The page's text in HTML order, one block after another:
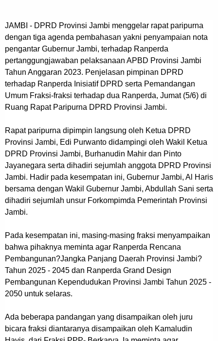
JAMBI - DPRD Provinsi Jambi menggelar rapat paripurna
dengan tiga agenda pembahasan yakni penyampaian nota
pengantar Gubernur Jambi, terhadap Ranperda
pertanggungjawaban pelaksanaan APBD Provinsi Jambi
Tahun Anggaran 2023. Penjelasan pimpinan DPRD
terhadap Ranperda Inisiatif DPRD serta Pemandangan
Umum Fraksi-fraksi terhadap dua Ranperda, Jumat (5/6) di
Ruang Rapat Paripurna DPRD Provinsi Jambi.
Rapat paripurna dipimpin langsung oleh Ketua DPRD
Provinsi Jambi, Edi Purwanto didampingi oleh Wakil Ketua
DPRD Provinsi Jambi, Burhanudin Mahir dan Pinto
Jayanegara serta dihadiri sejumlah anggota DPRD Provinsi
Jambi. Hadir pada kesempatan ini, Gubernur Jambi, Al Haris
bersama dengan Wakil Gubernur Jambi, Abdullah Sani serta
dihadiri sejumlah unsur Forkompimda Pemerintah Provinsi
Jambi.
Pada kesempatan ini, masing-masing fraksi menyampaikan
bahwa pihaknya meminta agar Ranperda Rencana
Pembangunan?Jangka Panjang Daerah Provinsi Jambi?
Tahun 2025 - 2045 dan Ranperda Grand Design
Pembangunan Kependudukan Provinsi Jambi Tahun 2025 -
2050 untuk selaras.
Ada beberapa pandangan yang disampaikan oleh juru
bicara fraksi diantaranya disampaikan oleh Kamaludin